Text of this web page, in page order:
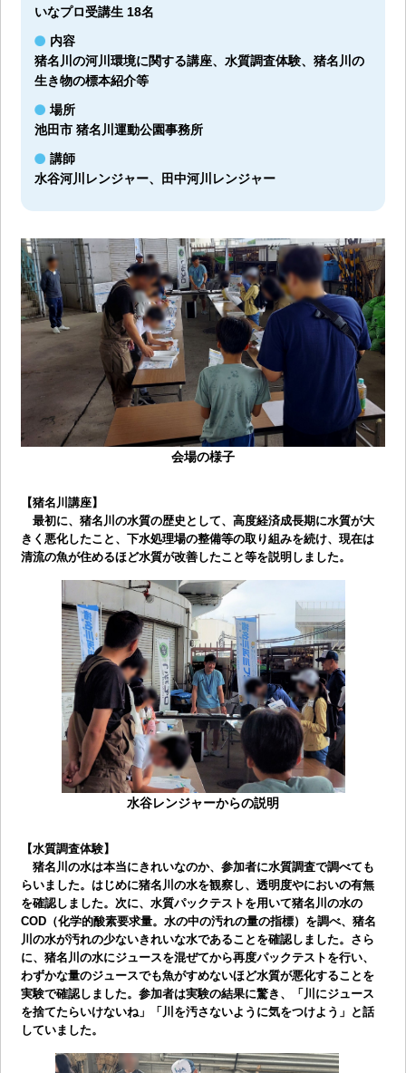
いなプロ受講生 18名
内容
猪名川の河川環境に関する講座、水質調査体験、猪名川の
生き物の標本紹介等
場所
池田市 猪名川運動公園事務所
講師
水谷河川レンジャー、田中河川レンジャー
会場の様子
【猪名川講座】
最初に、猪名川の水質の歴史として、高度経済成長期に水質が大
きく悪化したこと、下水処理場の整備等の取り組みを続け、現在は
清流の魚が住めるほど水質が改善したこと等を説明しました。
水谷レンジャーからの説明
【水質調査体験】
猪名川の水は本当にきれいなのか、参加者に水質調査で調べても
らいました。はじめに猪名川の水を観察し、透明度やにおいの有無
を確認しました。次に、水質パックテストを用いて猪名川の水の
COD（化学的酸素要求量。水の中の汚れの量の指標）を調べ、猪名
川の水が汚れの少ないきれいな水であることを確認しました。さら
に、猪名川の水にジュースを混ぜてから再度パックテストを行い、
わずかな量のジュースでも魚がすめないほど水質が悪化することを
実験で確認しました。参加者は実験の結果に驚き、「川にジュース
を捨てたらいけないね」「川を汚さないように気をつけよう」と話
していました。